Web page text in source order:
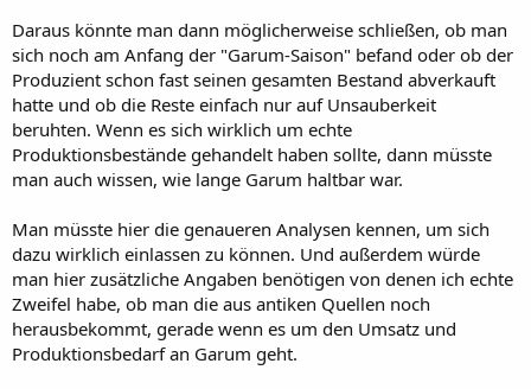
Daraus könnte man dann möglicherweise schließen, ob man
sich noch am Anfang der "Garum-Saison" befand oder ob der
Produzient schon fast seinen gesamten Bestand abverkauft
hatte und ob die Reste einfach nur auf Unsauberkeit
beruhten. Wenn es sich wirklich um echte
Produktionsbestände gehandelt haben sollte, dann müsste
man auch wissen, wie lange Garum haltbar war.
Man müsste hier die genaueren Analysen kennen, um sich
dazu wirklich einlassen zu können. Und außerdem würde
man hier zusätzliche Angaben benötigen von denen ich echte
Zweifel habe, ob man die aus antiken Quellen noch
herausbekommt, gerade wenn es um den Umsatz und
Produktionsbedarf an Garum geht.